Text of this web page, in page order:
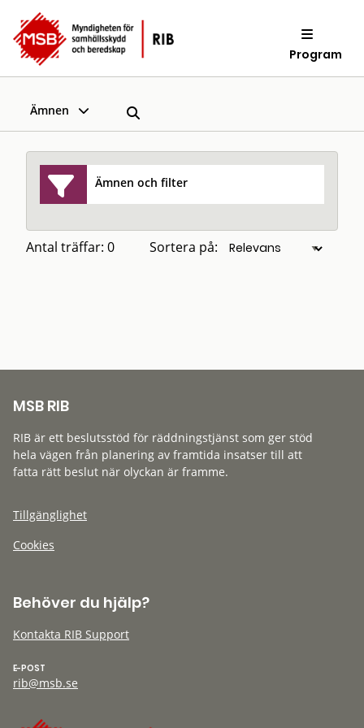
Program
Ämnen
Ämnen och filter
Antal träffar: 0 Sortera på:
MSB RIB
RIB är ett beslutsstöd för räddningstjänst som ger stöd
hela vägen från planering av framtida insatser till att
fatta rätt beslut när olyckan är framme.
Tillgänglighet
Cookies
Behöver du hjälp?
Kontakta RIB Support
E-POST
rib@msb.se